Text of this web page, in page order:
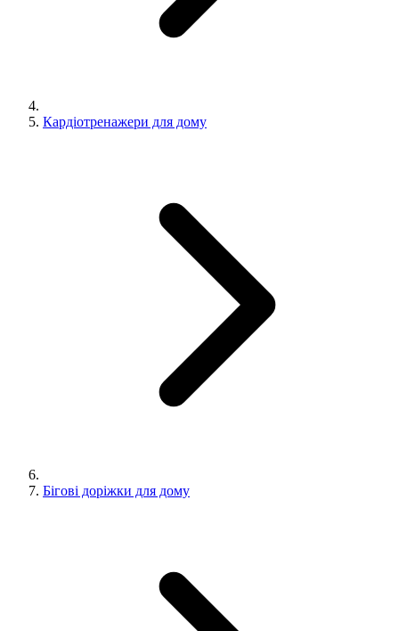
Кардіотренажери для дому
Бігові доріжки для дому